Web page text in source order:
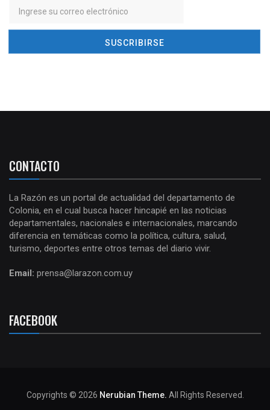
CONTACTO
La Razón es un portal de actualidad del departamento de
Colonia, en el cual busca hacer hincapié en las noticias
departamentales, nacionales e internacionales, marcando
diferencia en temáticas como la política, cultura, salud,
turismo, deportes entre otros temas del diario vivir.
Email: prensa@larazon.com.uy
FACEBOOK
Copyrights © 2026 Nerubian Theme. All Rights Reserved.